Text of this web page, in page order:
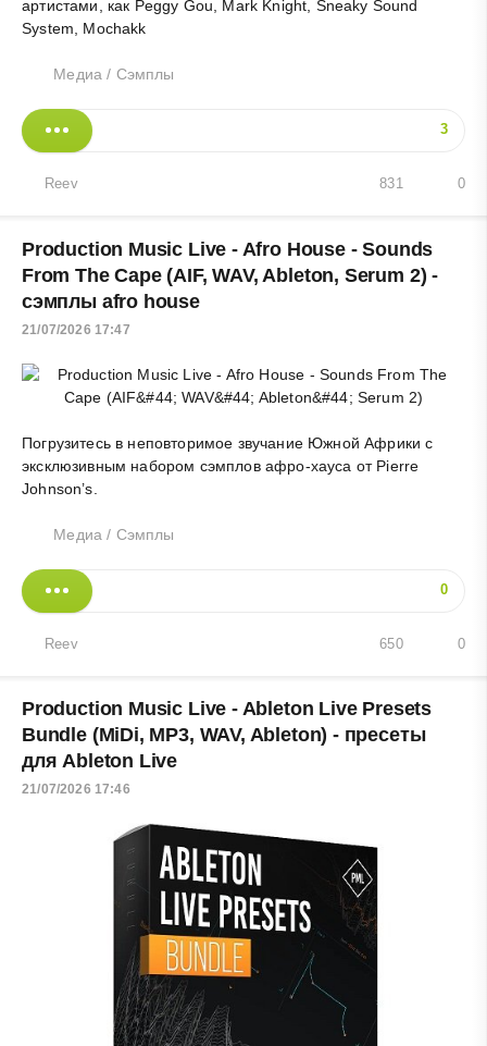
артистами, как Peggy Gou, Mark Knight, Sneaky Sound
System, Mochakk
Медиа / Сэмплы
3
Reev 0
831
Production Music Live - Afro House - Sounds
From The Cape (AIF, WAV, Ableton, Serum 2) -
сэмплы afro house
21/07/2026 17:47
Погрузитесь в неповторимое звучание Южной Африки с
эксклюзивным набором сэмплов афро-хауса от Pierre
Johnson’s.
Медиа / Сэмплы
0
Reev 0
650
Production Music Live - Ableton Live Presets
Bundle (MiDi, MP3, WAV, Ableton) - пресеты
для Ableton Live
21/07/2026 17:46